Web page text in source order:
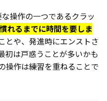
操作の一つであるクラッ
慣れるまでに時間を要しま
とや、発進時にエンストさ
初は戸惑うことが多いかも
操作は練習を重ねることで